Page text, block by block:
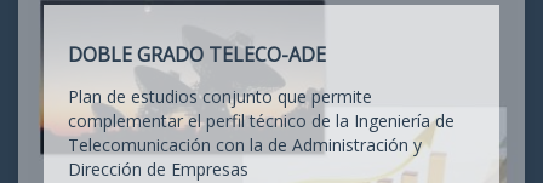
DOBLE GRADO TELECO-ADE
Plan de estudios conjunto que permite
complementar el perfil técnico de la Ingeniería de
Telecomunicación con la de Administración y
Dirección de Empresas